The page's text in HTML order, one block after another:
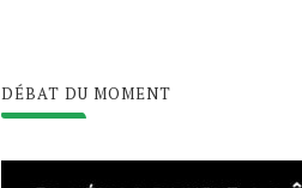
DÉBAT DU MOMENT